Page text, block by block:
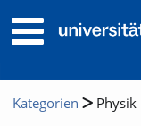
Kategorien Physik